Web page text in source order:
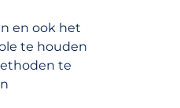
en ook het
te houden
te